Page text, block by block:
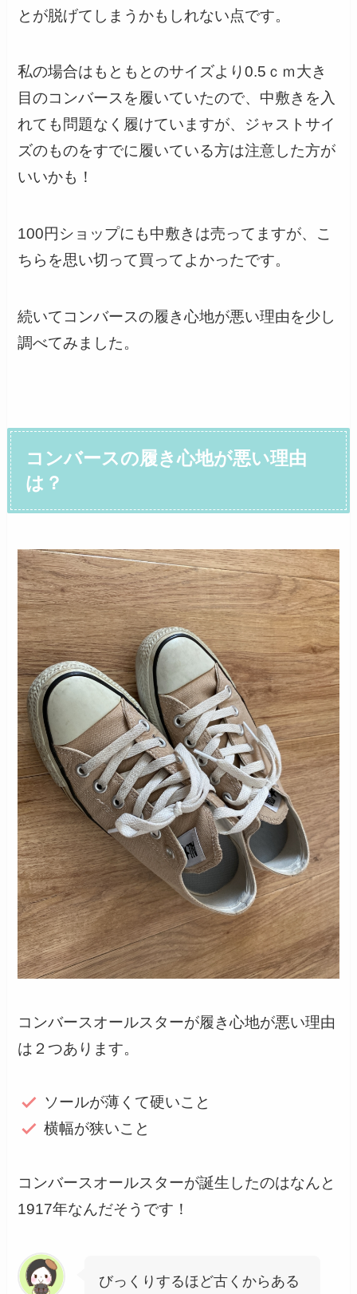
とが脱げてしまうかもしれない点です。
私の場合はもともとのサイズより0.5ｃｍ大き
目のコンバースを履いていたので、中敷きを入
れても問題なく履けていますが、ジャストサイ
ズのものをすでに履いている方は注意した方が
いいかも！
100円ショップにも中敷きは売ってますが、こ
ちらを思い切って買ってよかったです。
続いてコンバースの履き心地が悪い理由を少し
調べてみました。
コンバースの履き心地が悪い理由
は？
コンバースオールスターが履き心地が悪い理由
は２つあります。
ソールが薄くて硬いこと
横幅が狭いこと
コンバースオールスターが誕生したのはなんと
1917年なんだそうです！
びっくりするほど古くからある